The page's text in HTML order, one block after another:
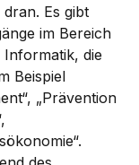
Es gibt
im Bereich
die
Beispiel
„Prävention